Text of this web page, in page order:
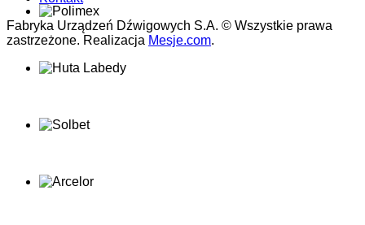
Fabryka Urządzeń Dźwigowych S.A. © Wszystkie prawa
zastrzeżone. Realizacja Mesje.com.